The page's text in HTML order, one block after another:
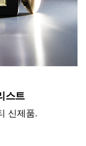
스트
신제품.